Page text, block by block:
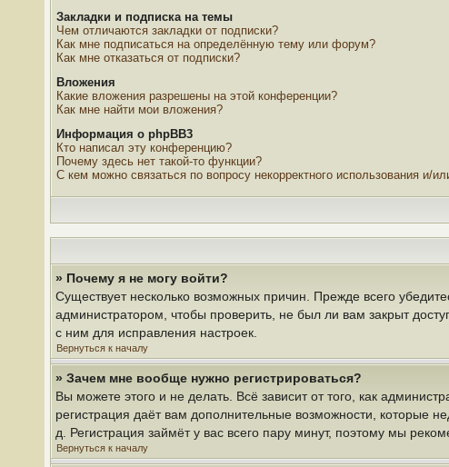
Закладки и подписка на темы
Чем отличаются закладки от подписки?
Как мне подписаться на определённую тему или форум?
Как мне отказаться от подписки?
Вложения
Какие вложения разрешены на этой конференции?
Как мне найти мои вложения?
Информация о phpBB3
Кто написал эту конференцию?
Почему здесь нет такой-то функции?
С кем можно связаться по вопросу некорректного использования и/
» Почему я не могу войти?
Существует несколько возможных причин. Прежде всего
администратором, чтобы проверить, не был ли вам закрыт
с ним для исправления настроек.
Вернуться к началу
» Зачем мне вообще нужно регистрироваться?
Вы можете этого и не делать. Всё зависит от того, как
регистрация даёт вам дополнительные возможности, которые
д. Регистрация займёт у вас всего пару минут, поэтому мы
Вернуться к началу